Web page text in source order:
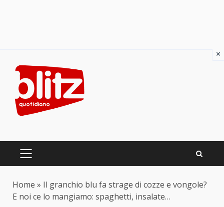
content
PRIMARY
Home » Il granchio blu fa strage di cozze e vongole?
E noi ce lo mangiamo: spaghetti, insalate…
×